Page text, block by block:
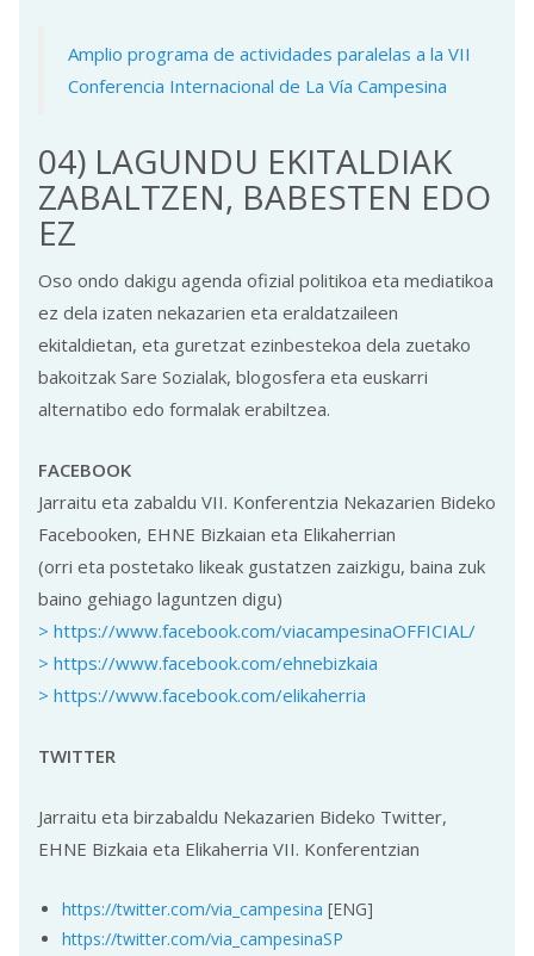
Amplio programa de actividades paralelas a la VII
Conferencia Internacional de La Vía Campesina
04) LAGUNDU EKITALDIAK
ZABALTZEN, BABESTEN EDO
EZ
Oso ondo dakigu agenda ofizial politikoa eta mediatikoa
ez dela izaten nekazarien eta eraldatzaileen
ekitaldietan, eta guretzat ezinbestekoa dela zuetako
bakoitzak Sare Sozialak, blogosfera eta euskarri
alternatibo edo formalak erabiltzea.
FACEBOOK
Jarraitu eta zabaldu VII. Konferentzia Nekazarien Bideko
Facebooken, EHNE Bizkaian eta Elikaherrian
(orri eta postetako likeak gustatzen zaizkigu, baina zuk
baino gehiago laguntzen digu)
> https://www.facebook.com/viacampesinaOFFICIAL/
> https://www.facebook.com/ehnebizkaia
> https://www.facebook.com/elikaherria
TWITTER
Jarraitu eta birzabaldu Nekazarien Bideko Twitter,
EHNE Bizkaia eta Elikaherria VII. Konferentzian
https://twitter.com/via_campesina [ENG]
https://twitter.com/via_campesinaSP